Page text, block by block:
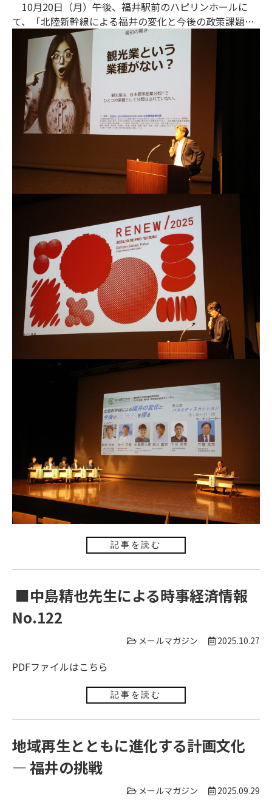
10月20日（月）午後、福井駅前のハピリンホールに
て、「北陸新幹線による福井の変化と今後の政策課題を
探る」をテーマに、第４回地域経済研究フォーラムが開
催されました。当日は、100人近い方々にご参加いただ
き感謝申し上げます。第１部では、一橋大学の中島賢太
郎教授から「高速鉄道が地域経済に与える影響につい
て」、福井県観光連盟の佐竹正範観光地域づくりマネー
ジャーから「稼ぐ観光にむけた福井県観光ＤＸの推進に
ついて」、福井県クリエイター協会の坂田守史理事から
「福井におけるまちなかの変化とクリエイターの活動」
について、ご講演いただきました。第２部では、地域経
済研究所の當麻、森嶋、松原より、今年度の調査研究の
内容について報告いたしました。第３部のパネルディス
カッションでは、福井市の下川明秀都市政策部長、あわ
ら市の前川嘉宏副市長から北陸新幹線に関する両市の取
り組みについてお話しいただくとともに、中島、佐竹、
坂田の３氏を交えて、まちづくり、観光、産業振興、移
住・定住などの政策課題について、議論いたしました。
記事を読む
■中島精也先生による時事経済情報
No.122
メールマガジン 2025.10.27
PDFファイルはこちら
記事を読む
地域再生とともに進化する計画文化
― 福井の挑戦
メールマガジン 2025.09.29